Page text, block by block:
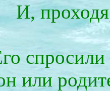
И,
или